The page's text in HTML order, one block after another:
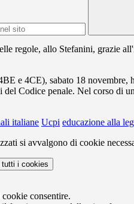
regole, allo Stefanini, grazie
e 4CE), sabato 18 novembre,
Codice penale. Nel corso di
italiane Ucpi educazione alla
si avvalgono di cookie
i cookies
consentire.